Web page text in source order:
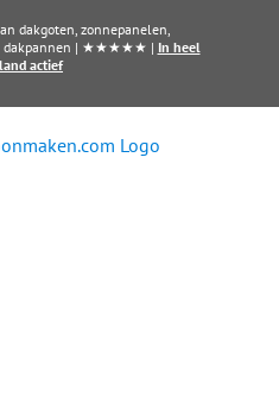
dakgoten, zonnepanelen,
dakpannen | ★★★★★ | In heel
actief